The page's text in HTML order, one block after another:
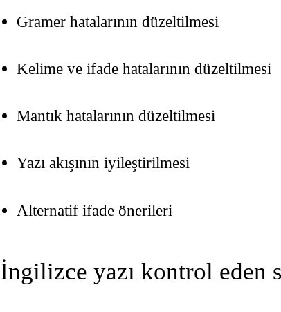
Gramer hatalarının düzeltilmesi
Kelime ve ifade hatalarının düzeltilmesi
Mantık hatalarının düzeltilmesi
Yazı akışının iyileştirilmesi
Alternatif ifade önerileri
İngilizce yazı kontrol eden